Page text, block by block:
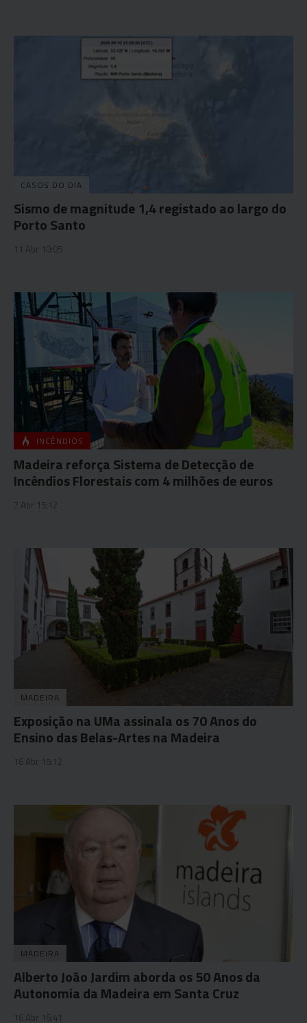
CASOS DO DIA
Sismo de magnitude 1,4 registado ao largo do
Porto Santo
11 Abr 10:05
INCÊNDIOS
Madeira reforça Sistema de Detecção de
Incêndios Florestais com 4 milhões de euros
7 Abr 15:12
MADEIRA
Exposição na UMa assinala os 70 Anos do
Ensino das Belas-Artes na Madeira
16 Abr 15:12
MADEIRA
Alberto João Jardim aborda os 50 Anos da
Autonomia da Madeira em Santa Cruz
16 Abr 16:41